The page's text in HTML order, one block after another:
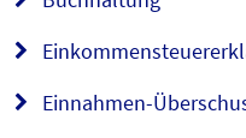
Einnahmen-